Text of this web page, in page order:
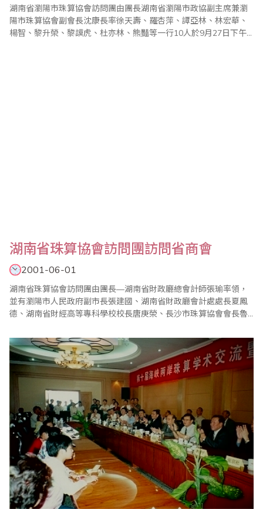
湖南省瀏陽市珠算協會訪問團由團長湖南省瀏陽市政協副主席兼瀏
陽市珠算協會副會長沈康長率徐天壽、羅杏萍、譚亞林、林宏華、
楊智、黎升榮、黎謨虎、杜亦林、熊豔等一行10人於9月27日下午
湖南省珠算協會訪問團訪問省商會
2001-06-01
湖南省珠算協會訪問團由團長—湖南省財政廳總會計師張瑜率領，
並有瀏陽市人民政府副市長張建國、湖南省財政廳會計處處長夏鳳
德、湖南省財經高等專科學校校長唐庚榮、長沙市珠算協會會長魯
德、瀏陽市財政局局長楊文章、瀏陽市教育局局長歐遠榮、中國人
民銀行瀏陽支行行長戴克明、瀏陽市收費管理局副局長朱建國一行
11位，於90年6月1日拜訪本會；本會為歡迎湖南省珠..